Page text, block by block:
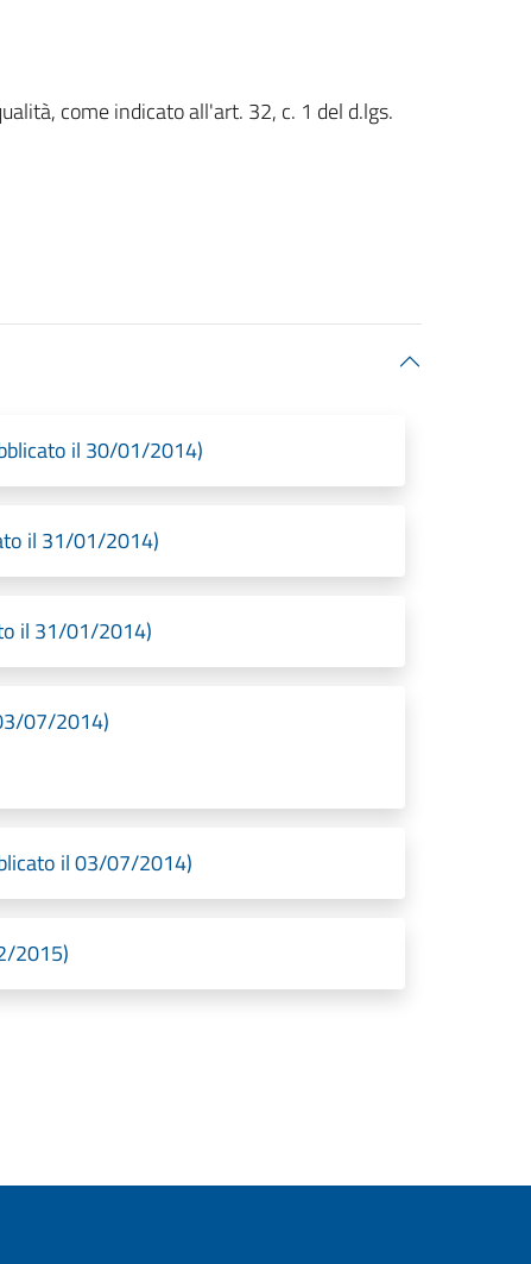
come indicato all'art. 32, c. 1 del d.lgs.
il 30/01/2014)
il 31/01/2014)
il 31/01/2014)
07/2014)
il 03/07/2014)
2015)